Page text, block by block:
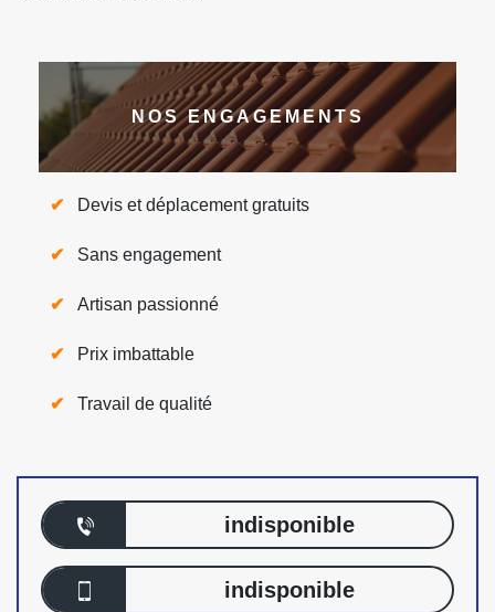
NOS ENGAGEMENTS
Devis et déplacement gratuits
Sans engagement
Artisan passionné
Prix imbattable
Travail de qualité
indisponible
indisponible